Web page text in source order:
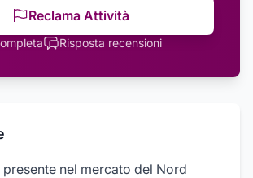
Reclama Attività
Risposta recensioni
nel mercato del Nord